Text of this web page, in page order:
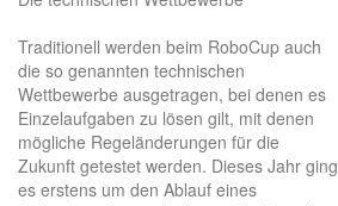
Traditionell werden beim RoboCup auch
die so genannten technischen
Wettbewerbe ausgetragen, bei denen es
Einzelaufgaben zu lösen gilt, mit denen
mögliche Regeländerungen für die
Zukunft getestet werden. Dieses Jahr ging
es erstens um den Ablauf eines